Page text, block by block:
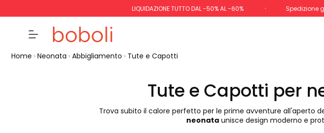
LIQUIDAZIONE TUTTO DAL -50% AL -60% Spedizione
Home Neonata Abbigliamento Tute e Capotti
Tute e Capotti per
Trova subito il calore perfetto per le prime avventure all'aperto
neonata unisce design moderno e